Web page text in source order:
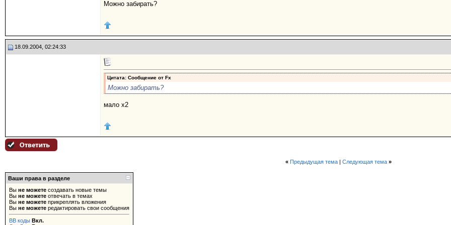
Можно забирать?
18.09.2004, 02:24:33
Цитата: Сообщение от Fx
Можно забирать?
мало х2
« Предыдущая тема| Следующая тема »
Ваши права в разделе
Вы не можете создавать новые темы
Вы не можете отвечать в темах
Вы не можете прикреплять вложения
Вы не можете редактировать свои сообщения
BB коды Вкл.